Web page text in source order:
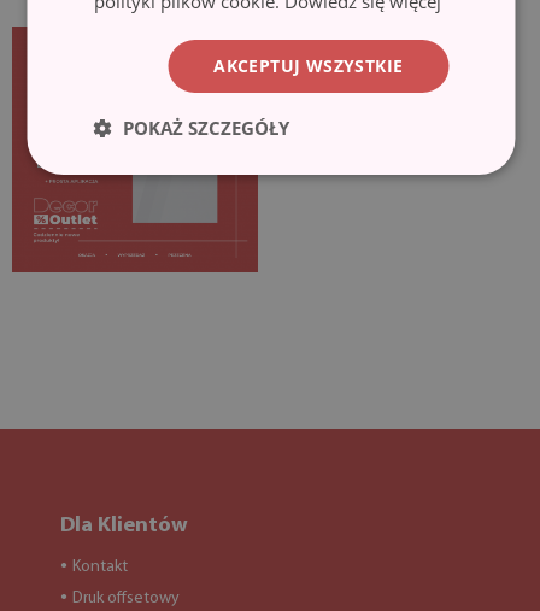
Dla Klientów
● Kontakt
● Druk offsetowy
AKCEPTUJ WSZYSTKIE
POKAŻ SZCZEGÓŁY